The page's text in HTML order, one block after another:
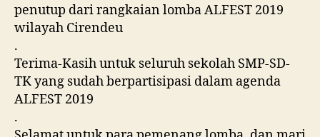
penutup dari rangkaian lomba ALFEST 2019
wilayah Cirendeu
.
Terima-Kasih untuk seluruh sekolah SMP-SD-
TK yang sudah berpartisipasi dalam agenda
ALFEST 2019
.